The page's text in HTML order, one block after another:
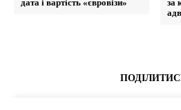
дата і вартість «євровізи»
за